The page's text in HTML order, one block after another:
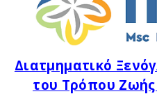
Διατμηματικό
του Τρόπου